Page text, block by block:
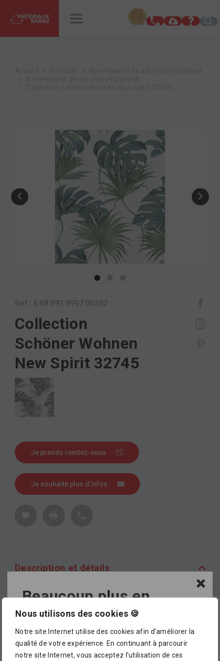
Nous utilisons des cookies 🍪
Notre site Internet utilise des cookies afin d’améliorer la
qualité de votre expérience. En continuant à parcourir
notre site Internet, vous acceptez l’utilisation de ces
INSPIRATIONS RENDEZ-VOUS
Réf : E.68.991.9997.00392
Collection
Schöner Wohnen
New Spirit 32745
Je prends rendez-vous
Je souhaite plus d'infos
Description et détails
Beaucoup plus en
magasin !
L’assortiment proposé dans notre catalogue en
ligne ne représente pour le moment qu’un petit